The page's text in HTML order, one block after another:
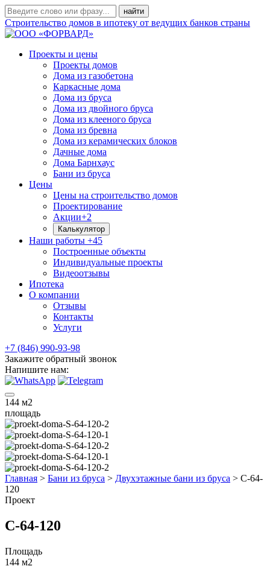
Строительство домов в ипотеку от ведущих банков страны
Проекты и цены
Проекты домов
Дома из газобетона
Каркасные дома
Дома из бруса
Дома из двойного бруса
Дома из клееного бруса
Дома из бревна
Дома из керамических блоков
Дачные дома
Дома Барнхаус
Бани из бруса
Цены
Цены на строительство домов
Проектирование
Акции+2
Калькулятор
Наши работы +45
Построенные объекты
Индивидуальные проекты
Видеоотзывы
Ипотека
О компании
Отзывы
Контакты
Услуги
+7 (846) 990-93-98
Закажите обратный звонок
Напишите нам:
144 м2
площадь
Главная > Бани из бруса > Двухэтажные бани из бруса > С-64-
120
Проект
С-64-120
Площадь
144 м2